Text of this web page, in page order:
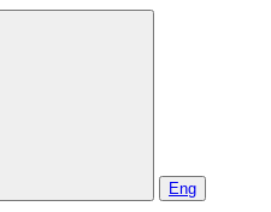
Eng